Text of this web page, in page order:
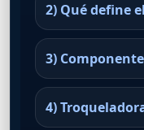
2) Qué define
3)
4)